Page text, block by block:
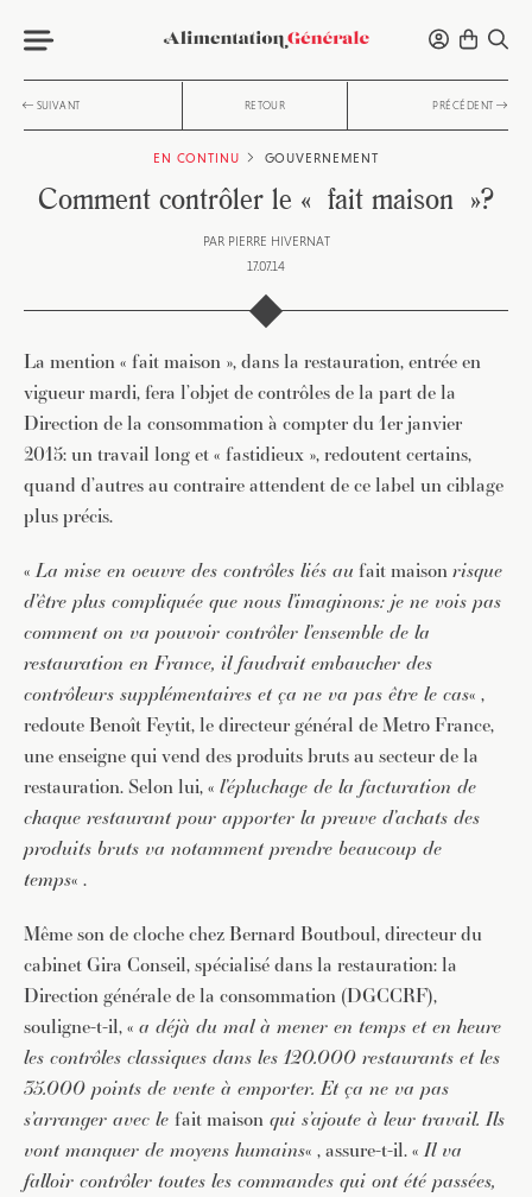
SUIVANT RETOUR PRÉCÉDENT
EN CONTINU GOUVERNEMENT
Comment contrôler le « fait maison »?
PAR PIERRE HIVERNAT
17.07.14
La mention « fait maison », dans la restauration, entrée en
vigueur mardi, fera l’objet de contrôles de la part de la
Direction de la consommation à compter du 1er janvier
2015: un travail long et « fastidieux », redoutent certains,
quand d’autres au contraire attendent de ce label un ciblage
plus précis.
«La mise en oeuvre des contrôles liés au fait maisonrisque
d’être plus compliquée que nous l’imaginons: je ne vois pas
comment on va pouvoir contrôler l’ensemble de la
restauration en France, il faudrait embaucher des
contrôleurs supplémentaires et ça ne va pas être le cas« ,
redoute Benoît Feytit, le directeur général de Metro France,
une enseigne qui vend des produits bruts au secteur de la
restauration. Selon lui, « l’épluchage de la facturation de
chaque restaurant pour apporter la preuve d’achats des
produits bruts va notamment prendre beaucoup de
temps« .
Même son de cloche chez Bernard Boutboul, directeur du
cabinet Gira Conseil, spécialisé dans la restauration: la
Direction générale de la consommation (DGCCRF),
souligne-t-il, « a déjà du mal à mener en temps et en heure
les contrôles classiques dans les 120.000 restaurants et les
35.000 points de vente à emporter. Et ça ne va pas
s’arranger avec le fait maison qui s’ajoute à leur travail. Ils
vont manquer de moyens humains« , assure-t-il. «Il va
falloir contrôler toutes les commandes qui ont été passées,